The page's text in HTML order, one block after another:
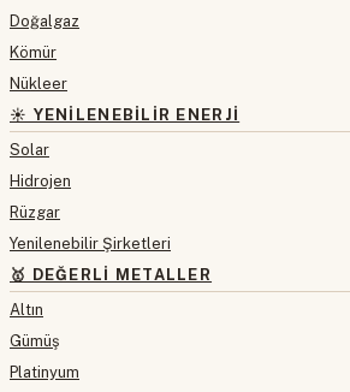
Doğalgaz
Kömür
Nükleer
☀️ YENILENEBILIR ENERJI
Solar
Hidrojen
Rüzgar
Yenilenebilir Şirketleri
🥇 DEĞERLI METALLER
Altın
Gümüş
Platinyum